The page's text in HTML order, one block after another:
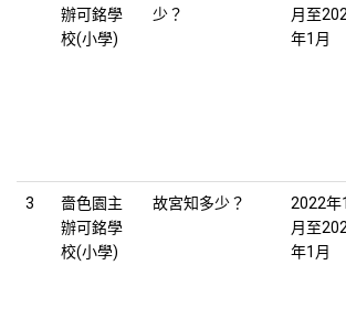
辦可銘學
校(小學)
少？
月至
年1月
3
嗇色園主
辦可銘學
校(小學)
故宮知多少？
2022年
月至
年1月